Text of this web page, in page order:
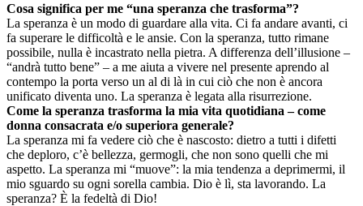
Cosa significa per me “una speranza che trasforma”?
La speranza è un modo di guardare alla vita. Ci fa andare avanti, ci
fa superare le difficoltà e le ansie. Con la speranza, tutto rimane
possibile, nulla è incastrato nella pietra. A differenza dell’illusione –
“andrà tutto bene” – a me aiuta a vivere nel presente aprendo al
contempo la porta verso un al di là in cui ciò che non è ancora
unificato diventa uno. La speranza è legata alla risurrezione.
Come la speranza trasforma la mia vita quotidiana – come
donna consacrata e/o superiora generale?
La speranza mi fa vedere ciò che è nascosto: dietro a tutti i difetti
che deploro, c’è bellezza, germogli, che non sono quelli che mi
aspetto. La speranza mi “muove”: la mia tendenza a deprimermi, il
mio sguardo su ogni sorella cambia. Dio è lì, sta lavorando. La
speranza? È la fedeltà di Dio!